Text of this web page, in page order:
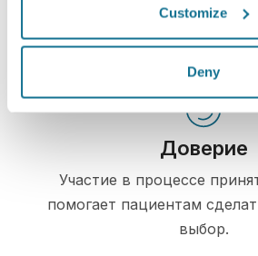
Customize
Deny
результаты операции,
изначальную
Доверие
Участие в процессе
помогает пациентам
выбор.